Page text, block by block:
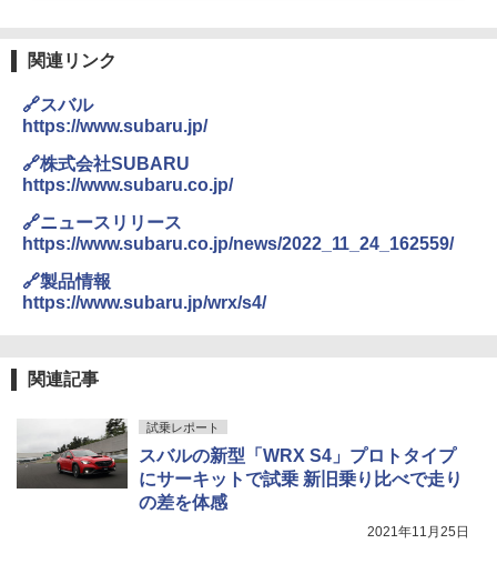
関連リンク
🔗スバル
https://www.subaru.jp/
🔗株式会社SUBARU
https://www.subaru.co.jp/
🔗ニュースリリース
https://www.subaru.co.jp/news/2022_11_24_162559/
🔗製品情報
https://www.subaru.jp/wrx/s4/
関連記事
試乗レポート
スバルの新型「WRX S4」プロトタイプ
にサーキットで試乗 新旧乗り比べで走り
の差を体感
2021年11月25日